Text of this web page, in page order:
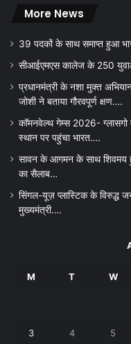
More News
39 पदकों के साथ समाप्त हुआ
सीआईएमएस कालेज के 250
प्रधानमंत्री के नशा मुक्त
जोशी ने बताया गौरवपूर्ण क्षण….
कॉमनवेल्थ गेम्स 2026- ग्लासगो
स्थान पर पहुंचा भारत….
सावन के आगमन के साथ शिवमय
का सैलाब…
सिंगल-यूज़ प्लास्टिक के विरुद्ध
मुख्यमंत्री….
M T W
3 4 5